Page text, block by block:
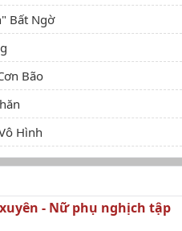
Bất Ngờ
Bão
Hình
Tránh Khỏi
Sâu
xuyên - Nữ phụ nghịch tập